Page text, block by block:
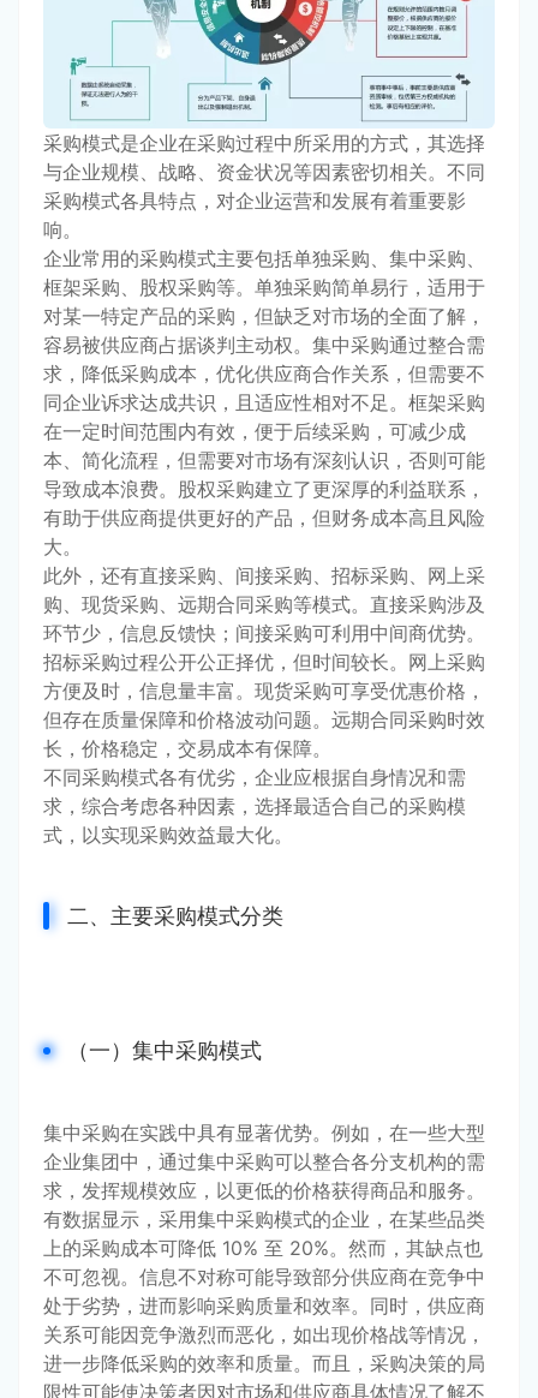
采购模式是企业在采购过程中所采用的方式，其选择
与企业规模、战略、资金状况等因素密切相关。不同
采购模式各具特点，对企业运营和发展有着重要影
响。
企业常用的采购模式主要包括单独采购、集中采购、
框架采购、股权采购等。单独采购简单易行，适用于
对某一特定产品的采购，但缺乏对市场的全面了解，
容易被供应商占据谈判主动权。集中采购通过整合需
求，降低采购成本，优化供应商合作关系，但需要不
同企业诉求达成共识，且适应性相对不足。框架采购
在一定时间范围内有效，便于后续采购，可减少成
本、简化流程，但需要对市场有深刻认识，否则可能
导致成本浪费。股权采购建立了更深厚的利益联系，
有助于供应商提供更好的产品，但财务成本高且风险
大。
此外，还有直接采购、间接采购、招标采购、网上采
购、现货采购、远期合同采购等模式。直接采购涉及
环节少，信息反馈快；间接采购可利用中间商优势。
招标采购过程公开公正择优，但时间较长。网上采购
方便及时，信息量丰富。现货采购可享受优惠价格，
但存在质量保障和价格波动问题。远期合同采购时效
长，价格稳定，交易成本有保障。
不同采购模式各有优劣，企业应根据自身情况和需
求，综合考虑各种因素，选择最适合自己的采购模
式，以实现采购效益最大化。
二、主要采购模式分类
（一）集中采购模式
集中采购在实践中具有显著优势。例如，在一些大型
企业集团中，通过集中采购可以整合各分支机构的需
求，发挥规模效应，以更低的价格获得商品和服务。
有数据显示，采用集中采购模式的企业，在某些品类
上的采购成本可降低 10% 至 20%。然而，其缺点也
不可忽视。信息不对称可能导致部分供应商在竞争中
处于劣势，进而影响采购质量和效率。同时，供应商
关系可能因竞争激烈而恶化，如出现价格战等情况，
进一步降低采购的效率和质量。而且，采购决策的局
限性可能使决策者因对市场和供应商具体情况了解不